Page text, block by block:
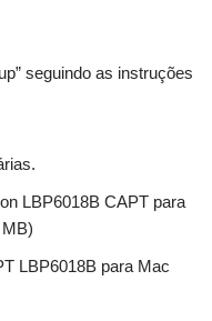
seguindo as instruções
LBP6018B CAPT para
LBP6018B para Mac